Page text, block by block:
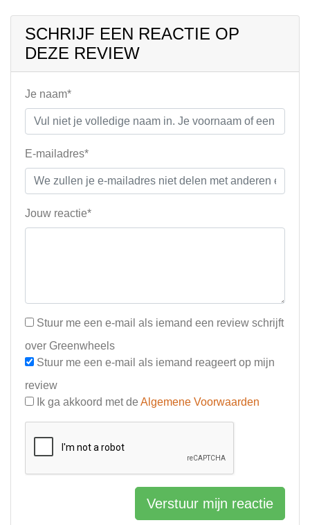
SCHRIJF EEN REACTIE OP
DEZE REVIEW
Je naam*
E-mailadres*
Jouw reactie*
Stuur me een e-mail als iemand een review schrijft
over Greenwheels
Stuur me een e-mail als iemand reageert op mijn
review
Ik ga akkoord met de Algemene Voorwaarden
Verstuur mijn reactie